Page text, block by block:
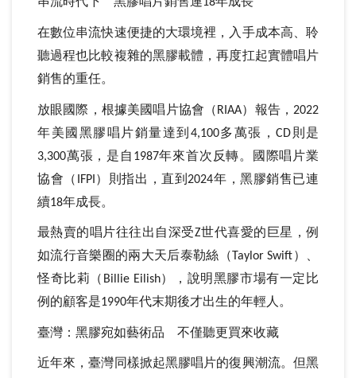
18
在數位串流快速便捷的大環境裡，入手成本高、聆
聽過程也比較複雜的黑膠載體，再度扛起實體唱片
銷售的重任。
放眼國際，根據美國唱片協會（ RIAA）報告， 2022
年美國黑膠唱片銷量達到 4,100多萬張， CD則是
3,300萬張，是自 1987年來首次反轉。國際唱片業
協會（ IFPI ）則指出，直到 2024年，黑膠銷售已連
續18年成長。
最熱賣的唱片往往出自深受Z世代喜愛的巨星，例
如流行音樂圈的兩大天后泰勒絲（Taylor Swift）、
怪奇比莉（ Billie Eilish），說明黑膠市場有一定比
例的顧客是1990年代末期後才出生的年輕人。
臺灣：黑膠宛如藝術品 不僅聽更買來收藏
近年來，臺灣同樣掀起黑膠唱片的復興潮流。但黑